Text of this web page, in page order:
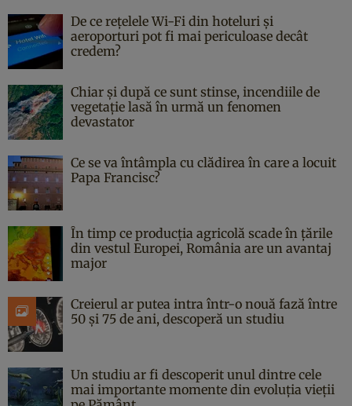
De ce rețelele Wi-Fi din hoteluri și
aeroporturi pot fi mai periculoase decât
credem?
Chiar și după ce sunt stinse, incendiile de
vegetație lasă în urmă un fenomen
devastator
Ce se va întâmpla cu clădirea în care a locuit
Papa Francisc?
În timp ce producția agricolă scade în țările
din vestul Europei, România are un avantaj
major
Creierul ar putea intra într-o nouă fază între
50 și 75 de ani, descoperă un studiu
Un studiu ar fi descoperit unul dintre cele
mai importante momente din evoluția vieții